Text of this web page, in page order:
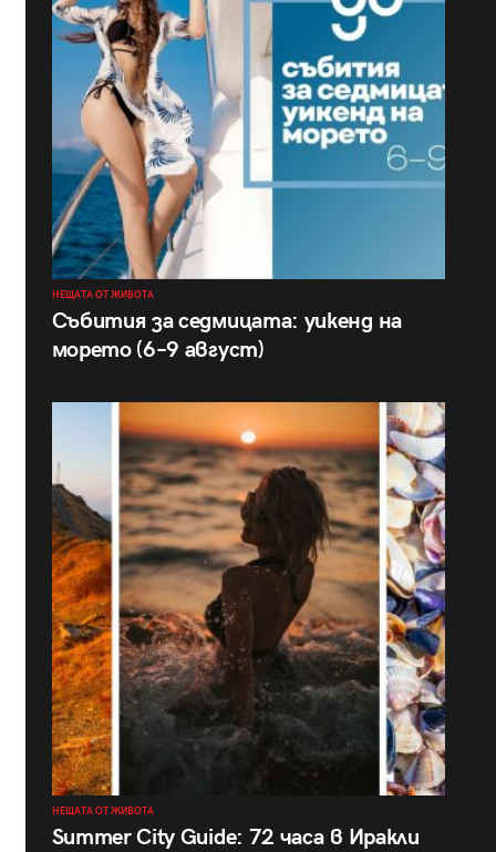
НЕЩАТА ОТ ЖИВОТА
Събития за седмицата: уикенд на
морето (6–9 август)
НЕЩАТА ОТ ЖИВОТА
Summer City Guide: 72 часа в Иракли